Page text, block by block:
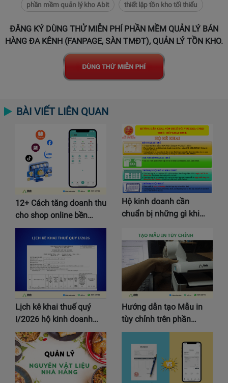
phần mềm quản lý kho Abit
thiết lập tồn kho tối thiểu
ĐĂNG KÝ DÙNG THỬ MIỄN PHÍ PHẦN MỀM QUẢN LÝ BÁN
HÀNG ĐA KÊNH (FANPAGE, SÀN TMĐT), QUẢN LÝ TỒN KHO.
BÀI VIẾT LIÊN QUAN
12+ Cách tăng doanh thu
cho shop online bền…
Hộ kinh doanh cần
chuẩn bị những gì khi…
Lịch kê khai thuế quý
I/2026 hộ kinh doanh…
Hướng dẫn tạo Mẫu in
tùy chỉnh trên phần…